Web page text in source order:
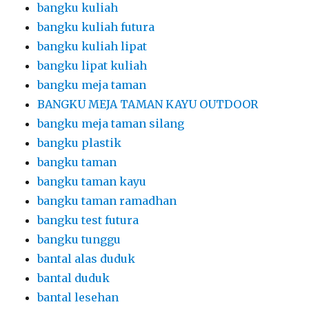
bangku kuliah
bangku kuliah futura
bangku kuliah lipat
bangku lipat kuliah
bangku meja taman
BANGKU MEJA TAMAN KAYU OUTDOOR
bangku meja taman silang
bangku plastik
bangku taman
bangku taman kayu
bangku taman ramadhan
bangku test futura
bangku tunggu
bantal alas duduk
bantal duduk
bantal lesehan